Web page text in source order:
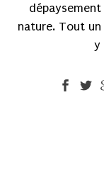
nature. Tout un
y